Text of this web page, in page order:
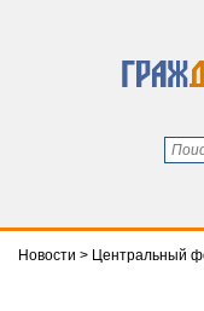
Новости > Центральный